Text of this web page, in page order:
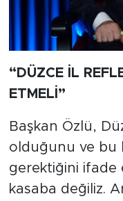
“DÜZCE İL
ETMELİ”
Başkan Özlü,
olduğunu ve bu
gerektiğini ifade
kasaba değiliz.